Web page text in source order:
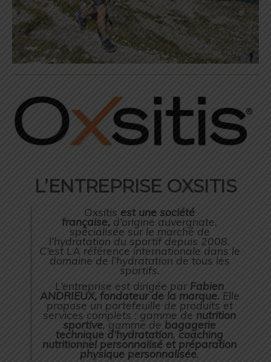
L’ENTREPRISE OXSITIS
Oxsitis est une société
française, d’origine auvergnate,
spécialisée sur le marché de
l’hydratation du sportif depuis 2008.
C’est LA référence internationale dans le
domaine de l’hydratation de tous les
sportifs.
L’entreprise est dirigée par Fabien
ANDRIEUX, fondateur de la marque. Elle
propose un portefeuille de produits et
services complets : gamme de nutrition
sportive, gamme de bagagerie
technique d’hydratation, coaching
nutritionnel personnalisé et préparation
physique personnalisée.